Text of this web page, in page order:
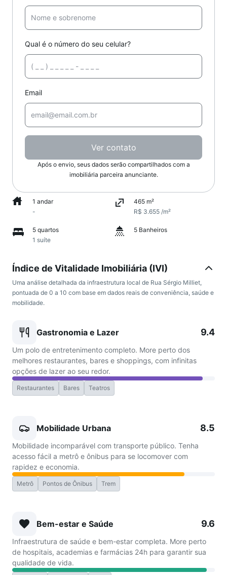
Qual é o número do seu celular?
Email
Ver contato
Após o envio, seus dados serão compartilhados com a
imobiliária parceira anunciante.
1 andar
-
465 m²
R$ 3.655 /m²
5 quartos
1 suíte
5 Banheiros
Índice de Vitalidade Imobiliária (IVI)
Uma análise detalhada da infraestrutura local de Rua Sérgio Milliet,
pontuada de 0 a 10 com base em dados reais de conveniência, saúde e
mobilidade.
Gastronomia e Lazer 9.4
Um polo de entretenimento completo. More perto dos
melhores restaurantes, bares e shoppings, com infinitas
opções de lazer ao seu redor.
Restaurantes Bares Teatros
Mobilidade Urbana 8.5
Mobilidade incomparável com transporte público. Tenha
acesso fácil a metrô e ônibus para se locomover com
rapidez e economia.
Metrô Pontos de Ônibus Trem
Bem-estar e Saúde 9.6
Infraestrutura de saúde e bem-estar completa. More perto
de hospitais, academias e farmácias 24h para garantir sua
qualidade de vida.